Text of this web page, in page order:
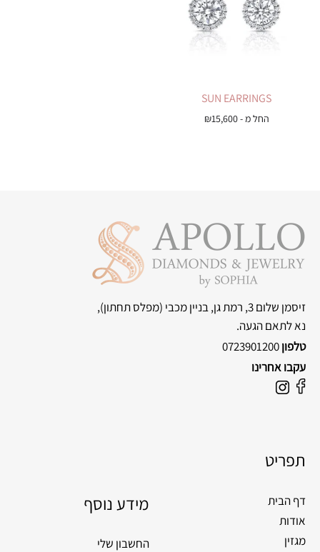
SUN EARRINGS
החל מ - ₪15,600
זיסמן שלום 3, רמת גן, בניין מכבי
(מפלס תחתון),
נא לתאם הגעה.
טלפון0723901200
עקבו אחרינו
F
b
o
k
I
a
r
a
m
תפריט
דף הבית
אודות
מגזין
מידע נוסף
החשבון שלי